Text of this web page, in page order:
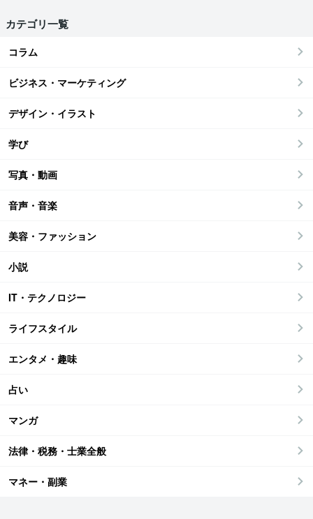
カテゴリ一覧
コラム
ビジネス・マーケティング
デザイン・イラスト
学び
写真・動画
音声・音楽
美容・ファッション
小説
IT・テクノロジー
ライフスタイル
エンタメ・趣味
占い
マンガ
法律・税務・士業全般
マネー・副業